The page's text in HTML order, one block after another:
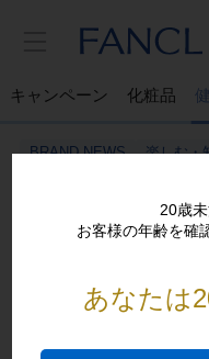
キャンペーン 化粧品
BRAND NEWS 楽しむ・
ご不便おかけ
20歳
お客様の年齢を確
あなたは